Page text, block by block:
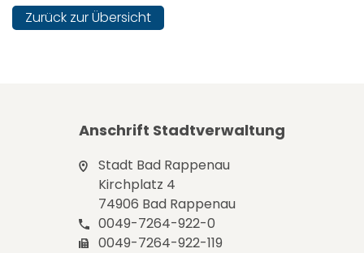
Zurück zur Übersicht
Anschrift Stadtverwaltung
Stadt Bad Rappenau
Kirchplatz 4
74906 Bad Rappenau
0049-7264-922-0
0049-7264-922-119